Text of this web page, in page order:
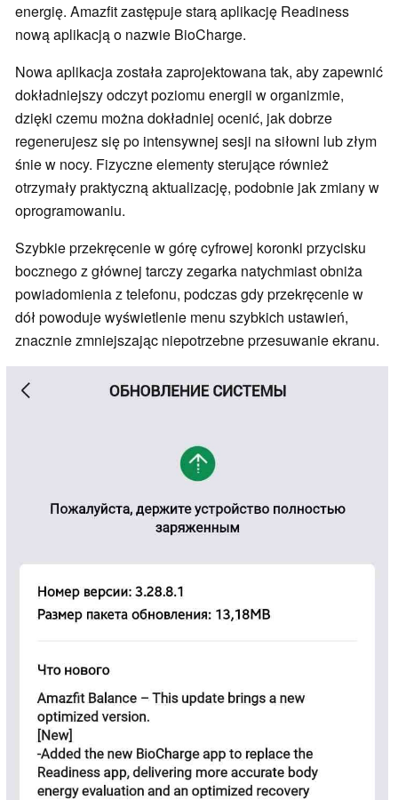
energię. Amazfit zastępuje starą aplikację Readiness
nową aplikacją o nazwie BioCharge.
Nowa aplikacja została zaprojektowana tak, aby zapewnić
dokładniejszy odczyt poziomu energii w organizmie,
dzięki czemu można dokładniej ocenić, jak dobrze
regenerujesz się po intensywnej sesji na siłowni lub złym
śnie w nocy. Fizyczne elementy sterujące również
otrzymały praktyczną aktualizację, podobnie jak zmiany w
oprogramowaniu.
Szybkie przekręcenie w górę cyfrowej koronki przycisku
bocznego z głównej tarczy zegarka natychmiast obniża
powiadomienia z telefonu, podczas gdy przekręcenie w
dół powoduje wyświetlenie menu szybkich ustawień,
znacznie zmniejszając niepotrzebne przesuwanie ekranu.